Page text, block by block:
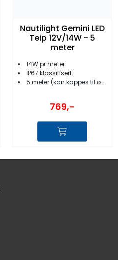
Nautilight Gemini LED
Teip 12V/14W - 5
meter
14W pr meter
IP67 klassifisert
5 meter (kan kappes til ønsket lengde)
769,-